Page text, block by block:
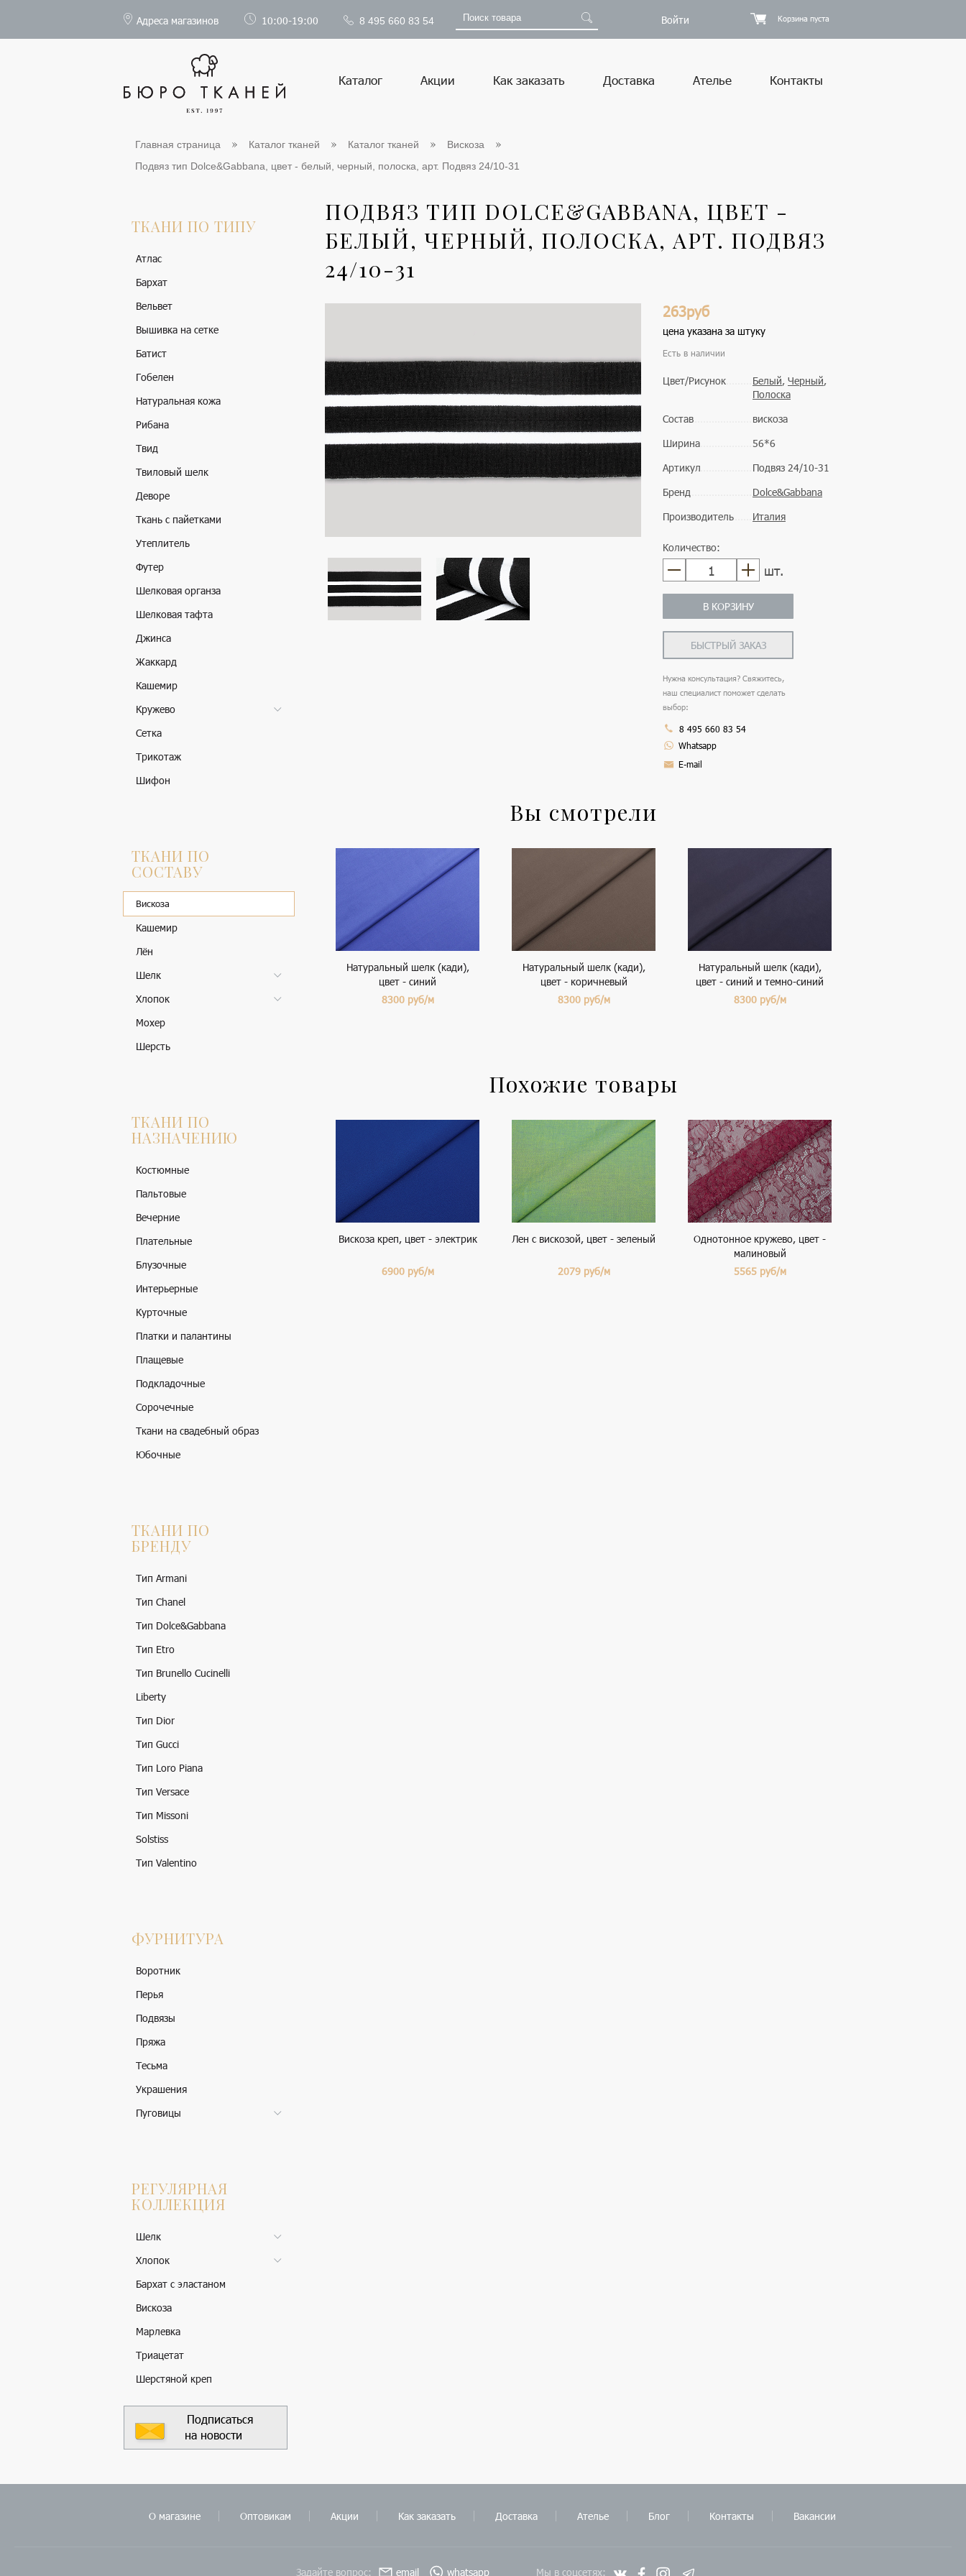
Адреса магазинов 10:00-19:00 8 495 660 83 54 Войти Корзина пуста
Каталог Акции Как заказать Доставка Ателье Контакты
Главная страница Каталог тканей Каталог тканей
Вискоза
Подвяз тип Dolce&Gabbana, цвет - белый, черный, полоска, арт. Подвяз 24/10-31
ТКАНИ ПО ТИПУ
Атлас
Бархат
Вельвет
Вышивка на сетке
Батист
Гобелен
Натуральная кожа
Рибана
Твид
Твиловый шелк
Деворе
Ткань с пайетками
Утеплитель
Футер
Шелковая органза
Шелковая тафта
Джинса
Жаккард
Кашемир
Кружево
Сетка
Трикотаж
Шифон
ТКАНИ ПО
СОСТАВУ
Вискоза
Кашемир
Лён
Шелк
Хлопок
Мохер
Шерсть
ТКАНИ ПО
НАЗНАЧЕНИЮ
Костюмные
Пальтовые
Вечерние
Плательные
Блузочные
Интерьерные
Курточные
Платки и палантины
Плащевые
Подкладочные
Сорочечные
Ткани на свадебный образ
Юбочные
ТКАНИ ПО
БРЕНДУ
Тип Armani
Тип Chanel
Тип Dolce&Gabbana
Тип Etro
Тип Brunello Cucinelli
Liberty
Тип Dior
Тип Gucci
Тип Loro Piana
Тип Versace
Тип Missoni
Solstiss
Тип Valentino
ФУРНИТУРА
Воротник
Перья
Подвязы
Пряжа
Тесьма
Украшения
Пуговицы
РЕГУЛЯРНАЯ
КОЛЛЕКЦИЯ
Шелк
Хлопок
Бархат с эластаном
Вискоза
Марлевка
Триацетат
Шерстяной креп
Подписаться
на новости
ПОДВЯЗ ТИП DOLCE&GABBANA, ЦВЕТ -
БЕЛЫЙ, ЧЕРНЫЙ, ПОЛОСКА, АРТ. ПОДВЯЗ
24/10-31
263руб
цена указана за штуку
Есть в наличии
Цвет/Рисунок Белый, Черный,
Полоска
Состав
вискоза
Ширина
56*6
Артикул
Подвяз 24/10-31
Бренд
Dolce&Gabbana
Производитель
Италия
Количество:
шт.
В КОРЗИНУ
БЫСТРЫЙ ЗАКАЗ
Нужна консультация? Свяжитесь,
наш специалист поможет сделать
выбор:
8 495 660 83 54
Whatsapp
E-mail
Вы смотрели
Натуральный шелк (кади),
цвет - синий
8300 руб/м
Натуральный шелк (кади),
цвет - коричневый
8300 руб/м
Натуральный шелк (кади),
цвет - синий и темно-синий
8300 руб/м
Похожие товары
Вискоза креп, цвет - электрик
6900 руб/м
Лен с вискозой, цвет - зеленый
2079 руб/м
Однотонное кружево, цвет -
малиновый
5565 руб/м
О магазине Оптовикам Акции Как заказать Доставка Ателье Блог Контакты Вакансии
Задайте вопрос: email whatsapp Мы в соцсетях: